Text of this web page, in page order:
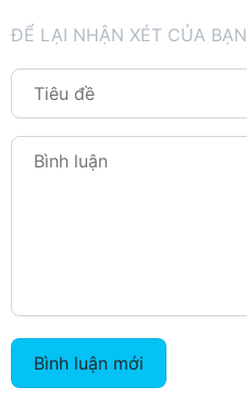
ĐỂ LẠI NHẬN XÉT CỦA BẠN
Bình luận mới